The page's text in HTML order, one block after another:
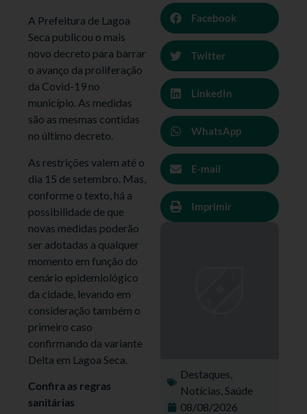
A Prefeitura de Lagoa
Seca publicou o mais
novo decreto para barrar
o avanço da proliferação
da Covid-19 no
município. As medidas
são as mesmas contidas
no último decreto.
As restrições valem até o
dia 15 de setembro. Mas,
conforme o texto, há a
possibilidade de que
novas medidas poderão
ser adotadas a qualquer
momento em função do
cenário epidemiológico
da cidade, levando em
consideração também o
primeiro caso
confirmando da variante
Delta em Lagoa Seca.
Confira as regras
sanitárias
Facebook
Twitter
LinkedIn
WhatsApp
E-mail
Imprimir
Destaques,
Notícias,Saúde
08/08/2026